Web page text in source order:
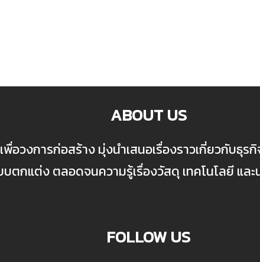
ABOUT US
พื่อวงการก่อสร้าง มุ่งนำเสนอเรื่องราวเกี่ยวกับ
ตกแต่ง ตลอดจนความรู้เรื่องวัสดุ เทคโนโลยี แล
FOLLOW US